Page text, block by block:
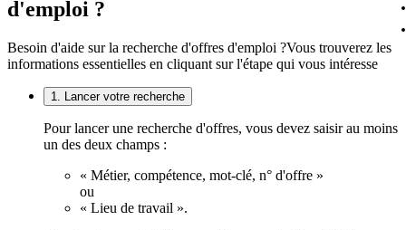
d'emploi ?
Besoin d'aide sur la recherche d'offres d'emploi ?Vous trouverez les
informations essentielles en cliquant sur l'étape qui vous intéresse
1. Lancer votre recherche
Pour lancer une recherche d'offres, vous devez saisir au moins
un des deux champs :
« Métier, compétence, mot-clé, n° d'offre »
ou
« Lieu de travail ».